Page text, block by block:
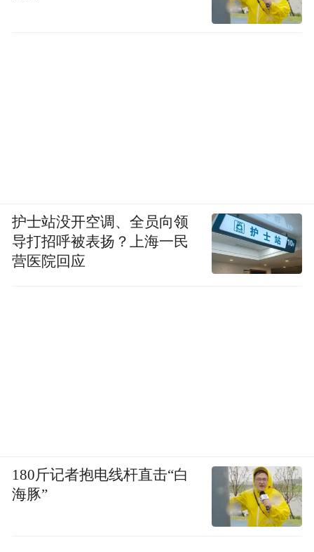
护士站没开空调、全员向领
导打招呼被表扬？上海一民
营医院回应
180斤记者抱电线杆直击“白
海豚”